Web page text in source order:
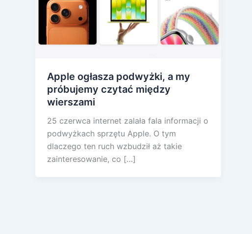
Apple ogłasza podwyżki, a my
próbujemy czytać między
wierszami
25 czerwca internet zalała fala informacji o
podwyżkach sprzętu Apple. O tym
dlaczego ten ruch wzbudził aż takie
zainteresowanie, co […]